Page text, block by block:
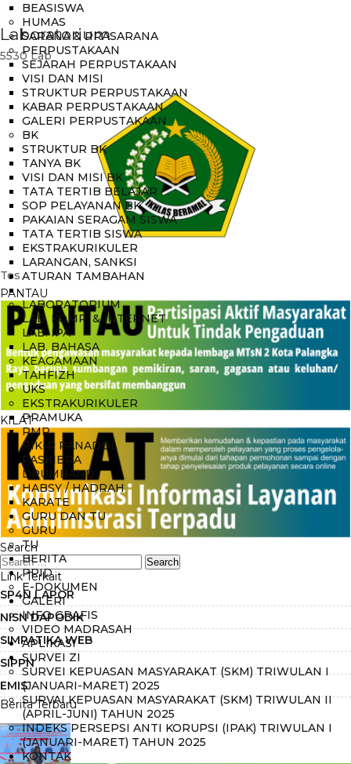
BEASISWA
HUMAS
SARANA & PRASARANA
PERPUSTAKAAN
SEJARAH PERPUSTAKAAN
VISI DAN MISI
STRUKTUR PERPUSTAKAAN
KABAR PERPUSTAKAAN
GALERI PERPUSTAKAAN
BK
STRUKTUR BK
TANYA BK
VISI DAN MISI BK
TATA TERTIB BELAJAR
SOP PELAYANAN BK
PAKAIAN SERAGAM SISWA
TATA TERTIB SISWA
EKSTRAKURIKULER
LARANGAN, SANKSI
ATURAN TAMBAHAN
LABORATORIUM
LAB. KOMP. & INTERNET
LAB. IPA
LAB. BAHASA
KEAGAMAAN
TAHFIZH
UKS
EKSTRAKURIKULER
PRAMUKA
PMR
PIK-R PANADOL
PASKIBRA
DRUMBAND
HABSY / HADRAH
KARATE
GURU DAN TU
GURU
TU
BERITA
PPID
E-DOKUMEN
GALERI
INFO GRAFIS
VIDEO MADRASAH
APLIKASI
SURVEI ZI
SURVEI KEPUASAN MASYARAKAT (SKM) TRIWULAN I
(JANUARI-MARET) 2025
SURVAI KEPUASAN MASYARAKAT (SKM) TRIWULAN II
(APRIL-JUNI) TAHUN 2025
INDEKS PERSEPSI ANTI KORUPSI (IPAK) TRIWULAN I
(JANUARI-MARET) TAHUN 2025
KONTAK
Laboratorium
5530 Lab
Tes
PANTAU
KILAT
Search
Link Terkait
SP4N LAPOR
NISN DAPODIK
SIMPATIKA WEB
SIPPN
EMIS
Berita Terbaru